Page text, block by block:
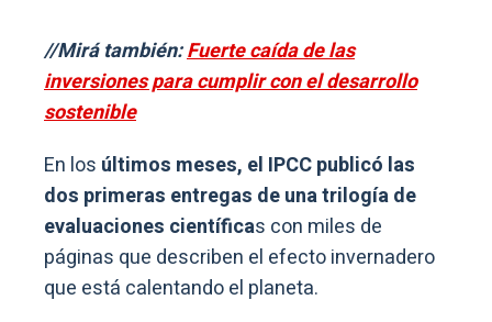
//Mirá también:Fuerte caída de las
inversiones para cumplir con el desarrollo
sostenible
En los últimos meses, el IPCC publicó las
dos primeras entregas de una trilogía de
evaluaciones científicas con miles de
páginas que describen el efecto invernadero
que está calentando el planeta.